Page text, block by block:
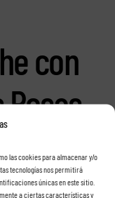
las cookies para almacenar y/o
tecnologías nos permitirá
únicas en este sitio.
a ciertas características y
con